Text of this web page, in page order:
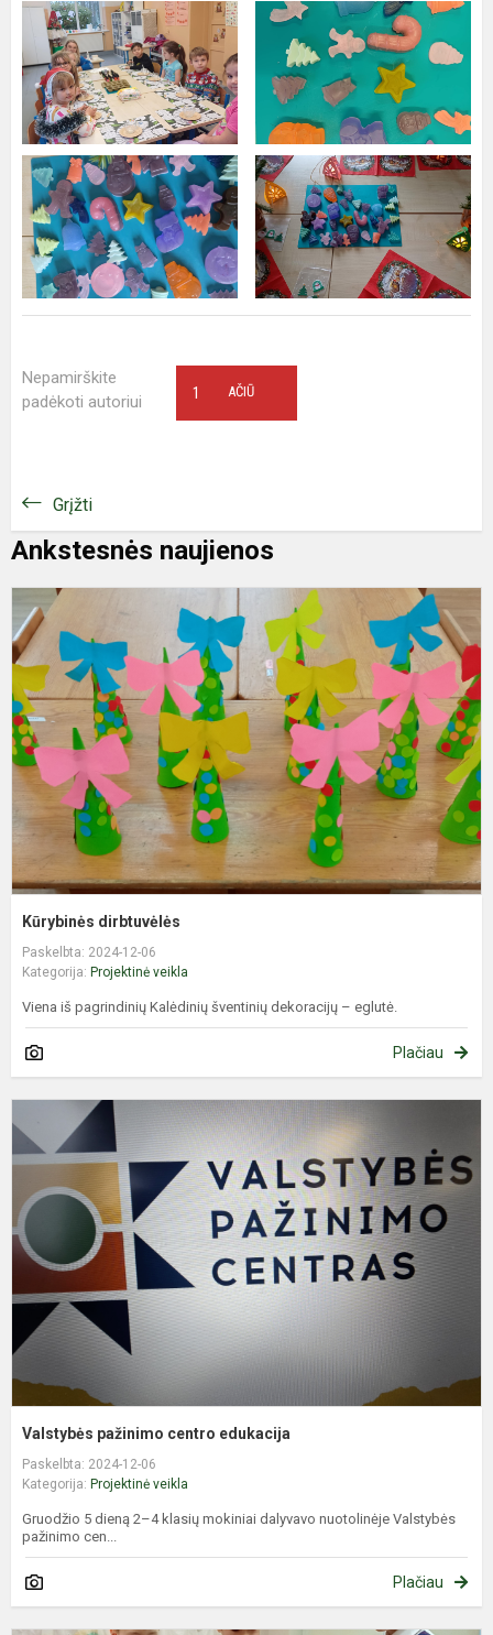
Nepamirškite
padėkoti autoriui
AČIŪ
1
Grįžti
Ankstesnės naujienos
Kūrybinės dirbtuvėlės
Paskelbta: 2024-12-06
Kategorija: Projektinė veikla
Viena iš pagrindinių Kalėdinių šventinių dekoracijų – eglutė.
Plačiau
Valstybės pažinimo centro edukacija
Paskelbta: 2024-12-06
Kategorija: Projektinė veikla
Gruodžio 5 dieną 2–4 klasių mokiniai dalyvavo nuotolinėje Valstybės
pažinimo cen...
Plačiau